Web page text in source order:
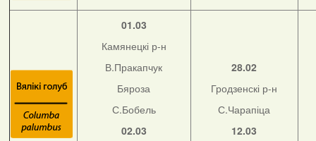
01.03
Камянецкі р-н
В.Пракапчук
Бяроза
С.Бобель
02.03
28.02
Гродзенскі р-н
С.Чарапіца
12.03